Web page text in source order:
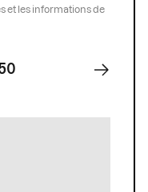
et les informations de